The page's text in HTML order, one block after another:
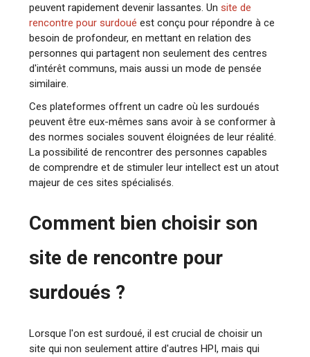
peuvent rapidement devenir lassantes. Unsite de
rencontre pour surdoué est conçu pour répondre à ce
besoin de profondeur, en mettant en relation des
personnes qui partagent non seulement des centres
d'intérêt communs, mais aussi un mode de pensée
similaire.
Ces plateformes offrent un cadre où les surdoués
peuvent être eux-mêmes sans avoir à se conformer à
des normes sociales souvent éloignées de leur réalité.
La possibilité de rencontrer des personnes capables
de comprendre et de stimuler leur intellect est un atout
majeur de ces sites spécialisés.
Comment bien choisir son
site de rencontre pour
surdoués ?
Lorsque l'on est surdoué, il est crucial de choisir un
site qui non seulement attire d'autres HPI, mais qui